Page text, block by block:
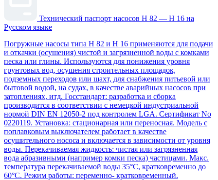
Технический паспорт насосов H 82 — H 16 на
Русском языке
Погружные насосы типа H 82 и H 16 применяются для подачи
и откачки (осушения) чистой и загрязненной воды с комками
песка или глины. Используются для понижения уровня
грунтовых вод, осушения строительных площадок,
подземных переходов или шахт, для снабжения питьевой или
бытовой водой, на судах, в качестве аварийных насосов при
затоплениях, итд. Госстандарт: разработка и сборка
производится в соответствии с немецкой индустриальной
нормой DIN EN 12050-2 под контролем LGA. Сертификат No
0220119. Установка: стационарная или переносная. Mодель с
поплавковым выключателем работает в качестве
осушительного нососа и включается в зависимости от уровня
воды. Перекачиваемая жидкость: чистая или загрязненная
вода абразивными (например комки песка) частицами. Макс.
температура перекачиваемой воды 35°C, кратковременно до
60°C. Режим работы: переменно- кратковременный.